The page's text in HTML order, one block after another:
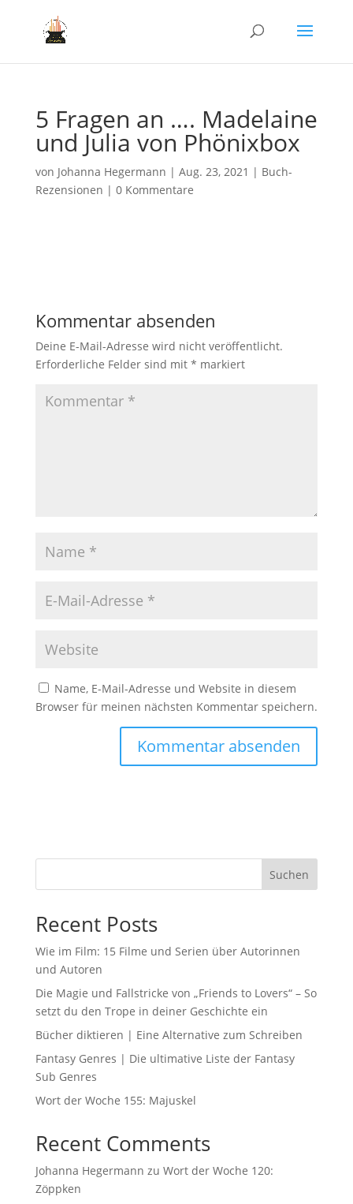
5 Fragen an …. Madelaine
und Julia von Phönixbox
von Johanna Hegermann | Aug. 23, 2021 | Buch-
Rezensionen | 0 Kommentare
Kommentar absenden
Deine E-Mail-Adresse wird nicht veröffentlicht.
Erforderliche Felder sind mit * markiert
Name, E-Mail-Adresse und Website in diesem
Browser für meinen nächsten Kommentar speichern.
Suchen
Recent Posts
Wie im Film: 15 Filme und Serien über Autorinnen
und Autoren
Die Magie und Fallstricke von „Friends to Lovers“ – So
setzt du den Trope in deiner Geschichte ein
Bücher diktieren | Eine Alternative zum Schreiben
Fantasy Genres | Die ultimative Liste der Fantasy
Sub Genres
Wort der Woche 155: Majuskel
Recent Comments
Johanna Hegermann zu Wort der Woche 120:
Zöppken